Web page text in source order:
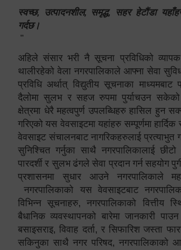
स्वच्छ, उत्पादनशील, समृद्ध, सहर हेटौंडा
गर्दछ।
"
अहिले संसार भरी नै सूचना प्रविधिको
थालीरहेको वेला नगरपालिकाले आफ्ना सेवा
प्रविधि अर्थात् विद्युतीय सूचनाका माध्यमबाट
दैलोमा सुलभ र सहज रुपमा पुर्याचउन
क्षेत्रमा धेरै महत्वपुर्ण उपलब्धिहरु हासिल हुन
गरिएको यस वेवसाइटमा यहांहरु सम्पूर्णमा हार्दिक
वेवसाइट संचालनबाट नागरिकहरुलाई प्रत्याभुत
सुनिश्चित गर्नुका साथै नगरपालिकालाई छीटो
पारदर्शी र सुलभ ढंगले सेवा प्रदान गर्न सहयोग
प्रशासनमा सुधार आउने नगरपालिकाले
नगरपालिकाको यस वेवसाइटबाट
विभिन्न सूचनाहरु, नगरपालिकाको वित्तीय
बैधानिक व्यवस्थापनको बारेमा जानकारी
बसाइसराइ, विवाह दर्ता, र सिफारिश जस्ता
सकिनुका साथै नगर परिषद, नगरपालिकाको